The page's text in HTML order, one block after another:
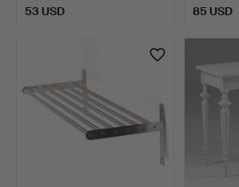
53 USD 85 USD